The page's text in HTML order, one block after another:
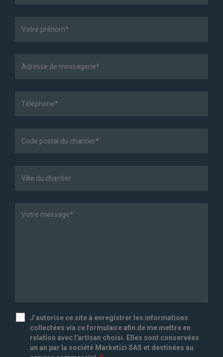
J’autorise ce site à enregistrer les informations
collectées via ce formulaire afin de me mettre en
relation avec l'artisan choisi. Elles sont conservées
un an par la société Marketizi SAS et destinées au